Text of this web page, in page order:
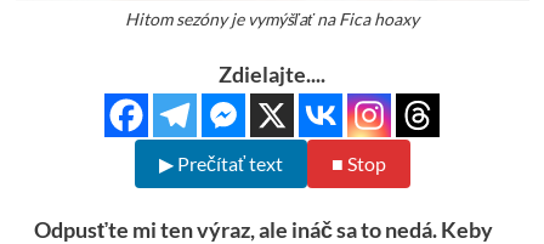
Hitom sezóny je vymýšľať na Fica hoaxy
Zdielajte....
▶ Prečítať text ■ Stop
Odpusťte mi ten výraz, ale ináč sa to nedá. Keby